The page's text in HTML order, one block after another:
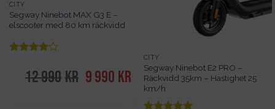
CITY
Segway Ninebot MAX G3 E –
elscooter med 80 km räckvidd
av 5
12 990kr Det
ursprungliga
9 990 kr Det
nuvarande
priset
CITY
Segway Ninebot E2 PRO –
Räckvidd 35km – Hastighet 25
km/h